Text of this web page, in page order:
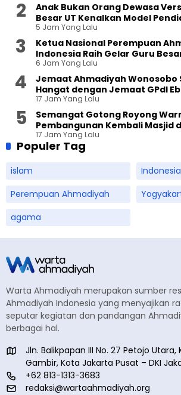
Anak Bukan Orang Dewasa
Besar UT Kenalkan Model
5 Jam Yang Lalu
Ketua Nasional Perempuan
Indonesia Raih Gelar Guru
Terbuka
6 Jam Yang Lalu
Jemaat Ahmadiyah Wonosobo
Hangat dengan Jemaat GPdI
17 Jam Yang Lalu
Semangat Gotong Royong
Pembangunan Kembali Masjid
Ahmadiyah Sukapura
17 Jam Yang Lalu
Populer Tag
islam
Indonesia
Perempuan Ahmadiyah
agama
Warta Ahmadiyah merupakan sumber
Ahmadiyah Indonesia yang menyajikan
seputar kegiatan dan pandangan
berbagai hal.
Jln. Balikpapan III No. 27 Petojo
Gambir, Kota Jakarta Pusat – DKI
+62 813-1313-3683
redaksi@wartaahmadiyah.org